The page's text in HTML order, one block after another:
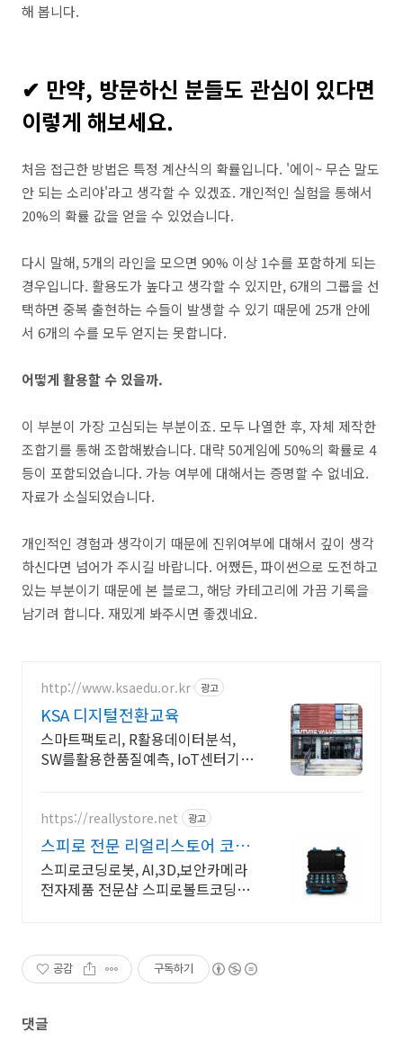
해 봅니다.
✔ 만약, 방문하신 분들도 관심이 있다면
이렇게 해보세요.
처음 접근한 방법은 특정 계산식의 확률입니다. '에이~ 무슨 말도
안 되는 소리야'라고 생각할 수 있겠죠. 개인적인 실험을 통해서
20%의 확률 값을 얻을 수 있었습니다.
다시 말해, 5개의 라인을 모으면 90% 이상 1수를 포함하게 되는
경우입니다. 활용도가 높다고 생각할 수 있지만, 6개의 그룹을 선
택하면 중복 출현하는 수들이 발생할 수 있기 때문에 25개 안에
서 6개의 수를 모두 얻지는 못합니다.
어떻게 활용할 수 있을까.
이 부분이 가장 고심되는 부분이죠. 모두 나열한 후, 자체 제작한
조합기를 통해 조합해봤습니다. 대략 50게임에 50%의 확률로 4
등이 포함되었습니다. 가능 여부에 대해서는 증명할 수 없네요.
자료가 소실되었습니다.
개인적인 경험과 생각이기 때문에 진위여부에 대해서 깊이 생각
하신다면 넘어가 주시길 바랍니다. 어쨌든, 파이썬으로 도전하고
있는 부분이기 때문에 본 블로그, 해당 카테고리에 가끔 기록을
남기려 합니다. 재밌게 봐주시면 좋겠네요.
http://www.ksaedu.or.kr 광고
KSA 디지털전환교육
스마트팩토리, R활용데이터분석,
SW를활용한품질예측, IoT센터기
https://reallystore.net 광고
스피로 전문 리얼리스토어 코딩
교육을 쉽고 재밌게
스피로코딩로봇, AI,3D,보안카메라
전자제품 전문샵 스피로볼트코딩로
공감 구독하기
댓글